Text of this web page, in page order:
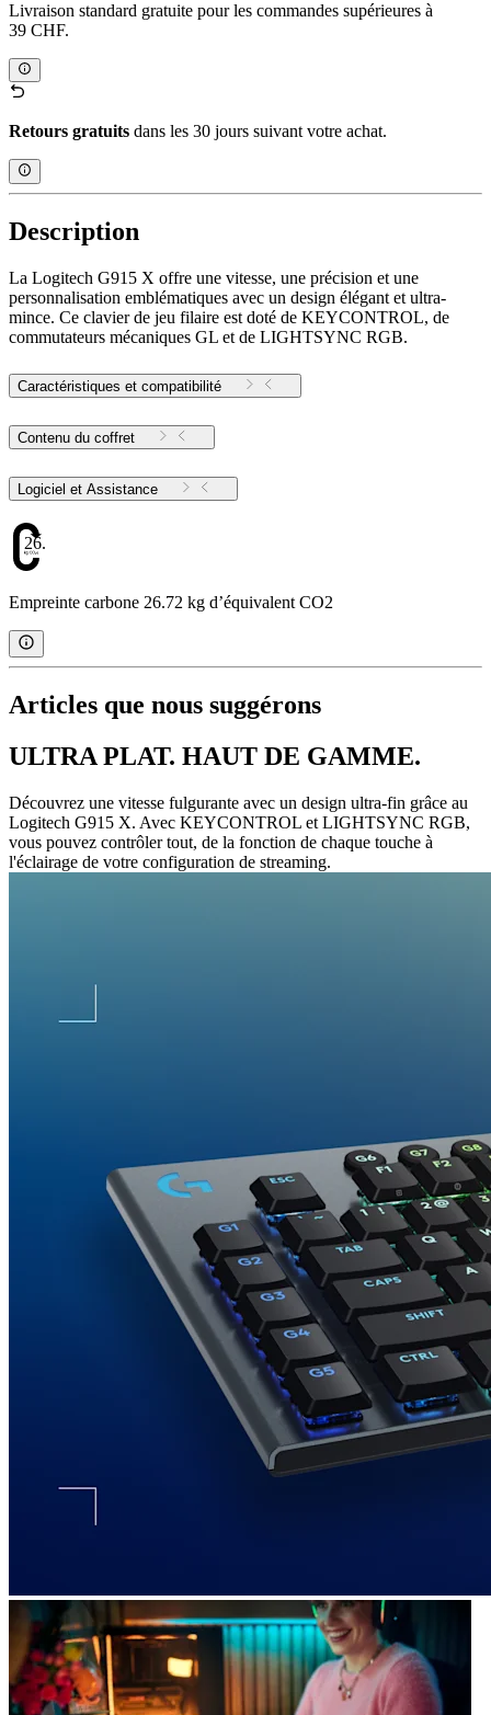
Livraison standard gratuite pour les commandes supérieures à
39 CHF.
Retours gratuits dans les 30 jours suivant votre achat.
Description
La Logitech G915 X offre une vitesse, une précision et une
personnalisation emblématiques avec un design élégant et ultra-
mince. Ce clavier de jeu filaire est doté de KEYCONTROL, de
commutateurs mécaniques GL et de LIGHTSYNC RGB.
Caractéristiques et compatibilité
Contenu du coffret
Logiciel et Assistance
26.72
Empreinte carbone 26.72 kg d’équivalent CO2
Articles que nous suggérons
ULTRA PLAT. HAUT DE GAMME.
Découvrez une vitesse fulgurante avec un design ultra-fin grâce au
Logitech G915 X. Avec KEYCONTROL et LIGHTSYNC RGB,
vous pouvez contrôler tout, de la fonction de chaque touche à
l'éclairage de votre configuration de streaming.